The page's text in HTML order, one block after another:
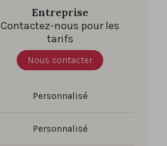
Entreprise
Contactez-nous pour les
tarifs
Nous contacter
Personnalisé
Personnalisé